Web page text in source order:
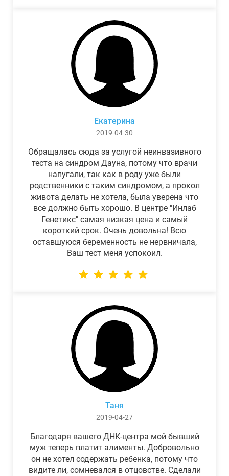
Екатерина
2019-04-30
Обращалась сюда за услугой неинвазивного
теста на синдром Дауна, потому что врачи
напугали, так как в роду уже были
родственники с таким синдромом, а прокол
живота делать не хотела, была уверена что
все должно быть хорошо. В центре "Инлаб
Генетикс" самая низкая цена и самый
короткий срок. Очень довольна! Всю
оставшуюся беременность не нервничала,
Ваш тест меня успокоил.
Таня
2019-04-27
Благодаря вашего ДНК-центра мой бывший
муж теперь платит алименты. Добровольно
он не хотел содержать ребенка, потому что
видите ли, сомневался в отцовстве. Сделали